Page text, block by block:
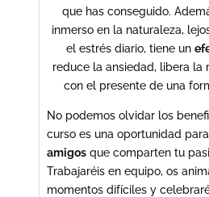
que has conseguido.
inmerso en la naturaleza,
el estrés diario, tiene un
reduce la ansiedad, libera la
con el presente de una
No podemos olvidar los
curso es una oportunidad
amigos que comparten tu
Trabajaréis en equipo, os
momentos difíciles y